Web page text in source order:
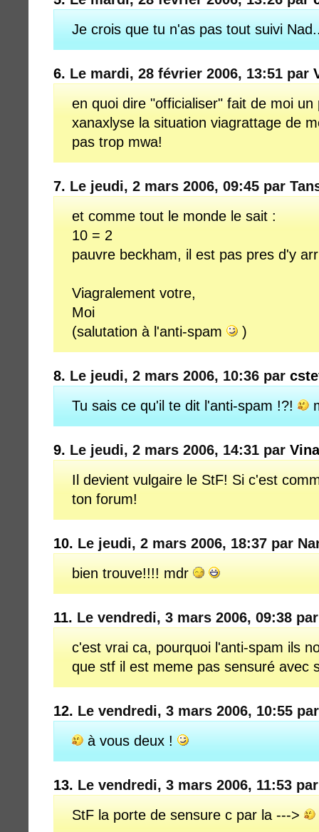
Je crois que tu n'as pas tout suivi
6. Le mardi, 28 février 2006, 13:51 par
en quoi dire "officialiser" fait de moi un
xanaxlyse la situation viagrattage de
pas trop mwa!
7. Le jeudi, 2 mars 2006, 09:45 par
et comme tout le monde le sait :
10 = 2
pauvre beckham, il est pas pres d'y
Viagralement votre,
Moi
(salutation à l'anti-spam
)
8. Le jeudi, 2 mars 2006, 10:36 par
Tu sais ce qu'il te dit l'anti-spam !?!
9. Le jeudi, 2 mars 2006, 14:31 par
Il devient vulgaire le StF! Si c'est
ton forum!
10. Le jeudi, 2 mars 2006, 18:37 par
bien trouve!!!! mdr
11. Le vendredi, 3 mars 2006, 09:38
c'est vrai ca, pourquoi l'anti-spam ils
que stf il est meme pas sensuré avec
12. Le vendredi, 3 mars 2006, 10:55
à vous deux !
13. Le vendredi, 3 mars 2006, 11:53
StF la porte de sensure c par la --->